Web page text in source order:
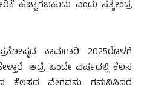
ಹೆಚ್ಚಾಗಬಹುದು ಎಂದು ಸತ್ಯೇಂದ್ರ
ಕಾಮಗಾರಿ 2025ರೊಳಗೆ
ಆದ್ರೆ ಒಂದೇ ವರ್ಷದಲ್ಲಿ ಕೆಲಸ